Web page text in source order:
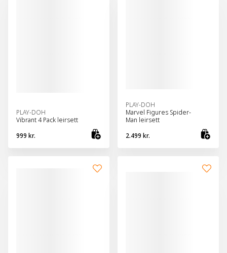
PLAY-DOH
Vibrant 4 Pack leirsett
999 kr.
Skoða vöru
PLAY-DOH
Marvel Figures Spider-
Man leirsett
2.499 kr.